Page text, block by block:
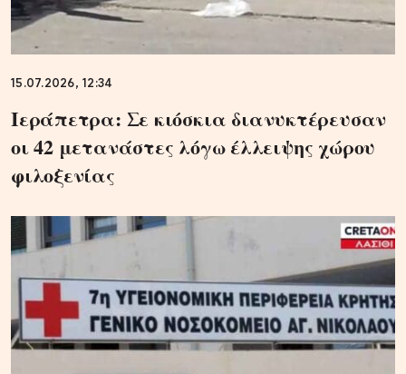
15.07.2026, 12:34
Ιεράπετρα: Σε κιόσκια διανυκτέρευσαν
οι 42 μετανάστες λόγω έλλειψης χώρου
φιλοξενίας